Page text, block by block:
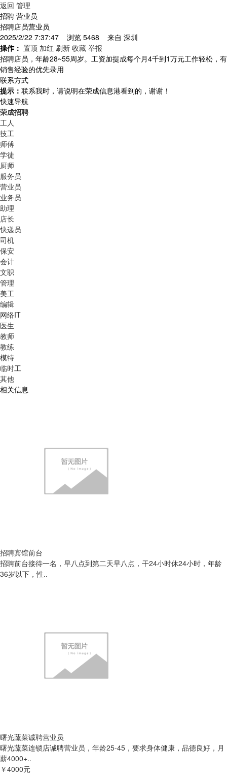
返回 管理
招聘 营业员
招聘店员营业员
2025/2/22 7:37:47 浏览 5468 来自 深圳
操作： 置顶 加红 刷新 收藏 举报
招聘店员，年龄28~55周岁。工资加提成每个月4千到1万元工作轻松，有
销售经验的优先录用
联系方式
提示： 联系我时，请说明在荣成信息港看到的，谢谢！
快速导航
荣成招聘
工人
技工
师傅
学徒
厨师
服务员
营业员
业务员
助理
店长
快递员
司机
保安
会计
文职
管理
美工
编辑
网络IT
医生
教师
教练
模特
临时工
其他
相关信息
招聘宾馆前台
招聘前台接待一名，早八点到第二天早八点，干24小时休24小时，年龄
36岁以下，性..
曙光蔬菜诚聘营业员
曙光蔬菜连锁店诚聘营业员，年龄25-45，要求身体健康，品德良好，月
薪4000+..
￥4000元